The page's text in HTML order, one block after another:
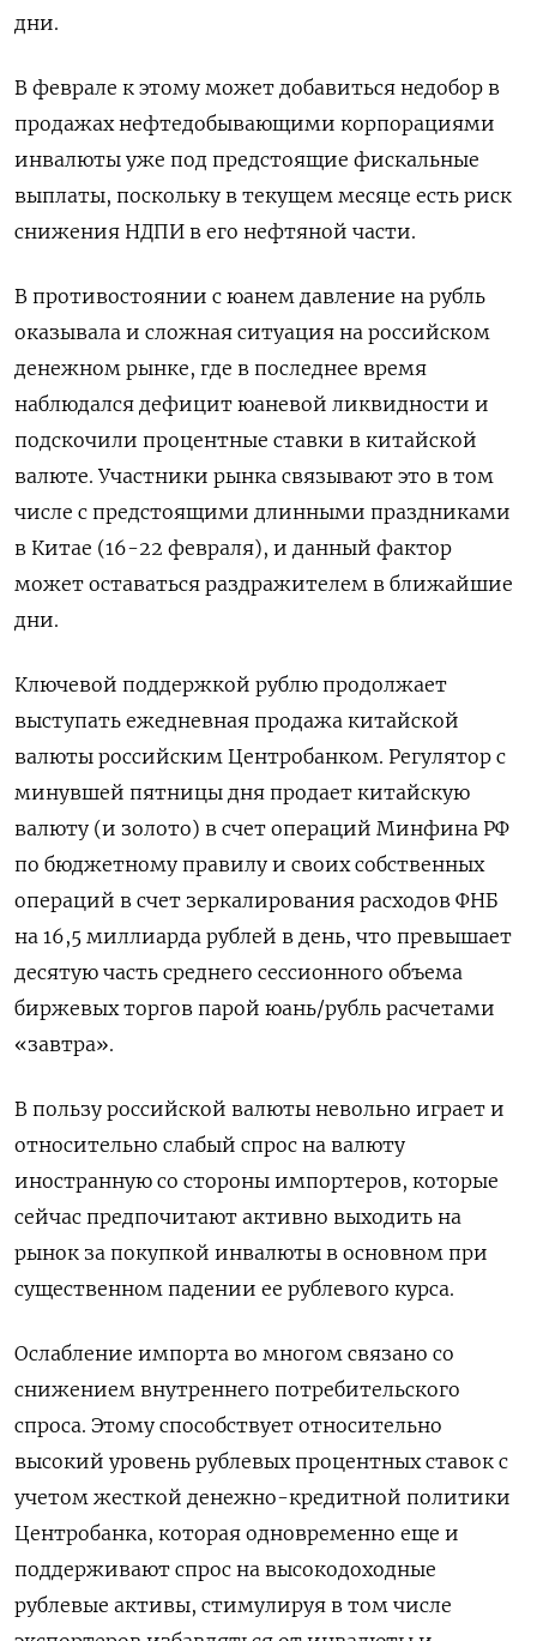
дни.
В феврале к этому может добавиться недобор в
продажах нефтедобывающими ​корпорациями
инвалюты уже под предстоящие фискальные
выплаты, поскольку в текущем месяце есть риск
снижения НДПИ в его нефтяной части.
В противостоянии с юанем давление на рубль
оказывала и сложная ситуация на российском
денежном рынке, где в последнее время
наблюдался ⁠дефицит юаневой ликвидности и
подскочили процентные ставки в китайской
валюте. Участники ‍рынка связывают это в том
числе с предстоящими длинными праздниками
в Китае (16-22 февраля), и данный фактор
может оставаться ‌раздражителем в ближайшие
дни.
Ключевой поддержкой рублю продолжает
выступать ежедневная продажа китайской
валюты российским Центробанком. Регулятор с
минувшей пятницы дня продает китайскую
валюту (и золото) в счет операций Минфина РФ
по бюджетному правилу и своих собственных
операций в счет зеркалирования расходов ФНБ
на 16,5 миллиарда рублей в день, что превышает
десятую часть среднего сессионного объема
биржевых торгов парой юань/рубль расчетами
«завтра».
В пользу российской валюты невольно играет и
относительно слабый спрос на валюту
иностранную со стороны импортеров, которые
сейчас предпочитают активно выходить на
рынок за покупкой инвалюты в основном при
существенном падении ее рублевого курса.
Ослабление ‍импорта во многом связано со
снижением внутреннего потребительского
‍спроса. Этому способствует относительно
высокий уровень рублевых процентных ставок с
учетом жесткой денежно-кредитной политики
Центробанка, которая одновременно еще и
поддерживают спрос на высокодоходные
рублевые активы, стимулируя в том числе